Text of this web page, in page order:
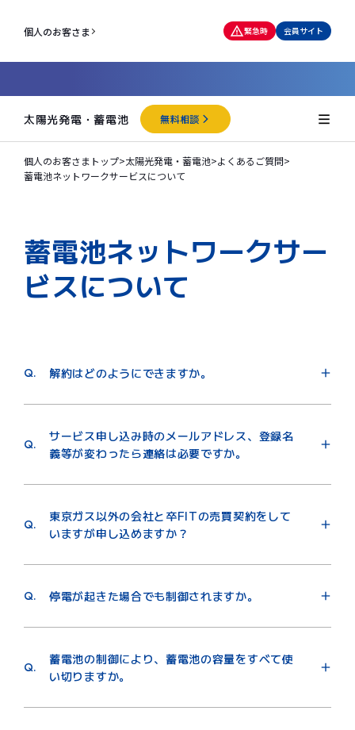
個人のお客さま 緊急時 会員サイト
太陽光発電・蓄電池 無料相談
個人のお客さまトップ>太陽光発電・蓄電池>よくあるご質問>
蓄電池ネットワークサービスについて
蓄電池ネットワークサー
ビスについて
Q.
解約はどのようにできますか。
A.
解約をご希望される場合は、所定の手続きが必要とな
解約フォームより、蓄電池ネットワークサービスの解
約希望であることを記載してご連絡ください。
Q.
サービス申し込み時のメールアドレス、登録名
義等が変わったら連絡は必要ですか。
A.
お問い合わせフォームより、蓄電池ネットワークサー
Q.
東京ガス以外の会社と卒FITの売買契約をして
いますが申し込めますか？
A.
申し込み可能です。
Q.
停電が起きた場合でも制御されますか。
A.
原則遠隔制御されません。
Q.
蓄電池の制御により、蓄電池の容量をすべて使
い切りますか。
A.
停電時等に備えてお客さまが設定した最低確保容量を